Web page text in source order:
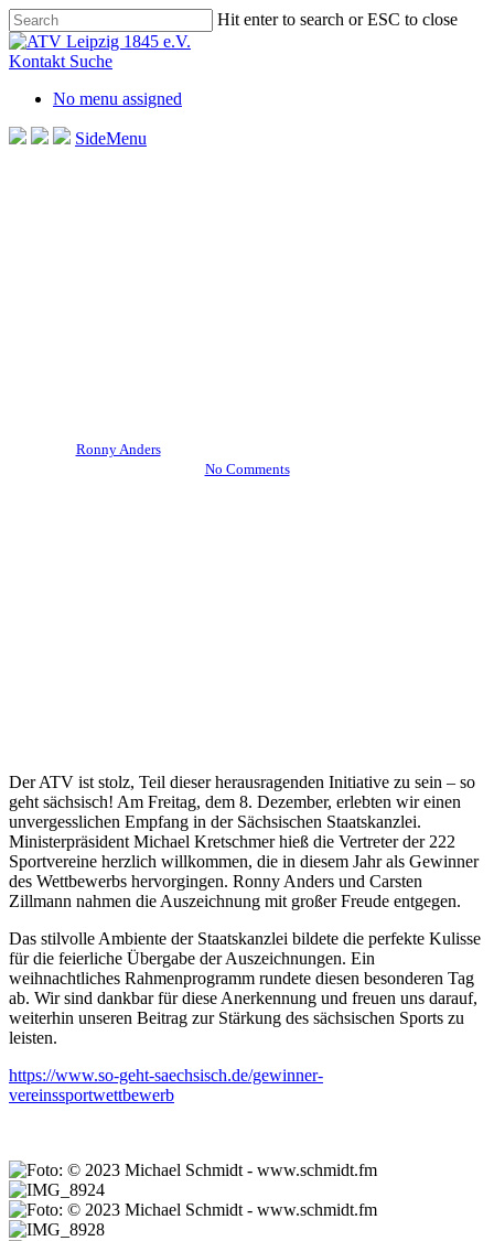
Skip
to
main
Hit enter to search or ESC to close
Close
Search
Kontakt Suche
No menu assigned
SideMenu
Ronny Anders
No Comments
Der ATV ist stolz, Teil dieser herausragenden Initiative zu sein – so
geht sächsisch! Am Freitag, dem 8. Dezember, erlebten wir einen
unvergesslichen Empfang in der Sächsischen Staatskanzlei.
Ministerpräsident Michael Kretschmer hieß die Vertreter der 222
Sportvereine herzlich willkommen, die in diesem Jahr als Gewinner
des Wettbewerbs hervorgingen. Ronny Anders und Carsten
Zillmann nahmen die Auszeichnung mit großer Freude entgegen.
Das stilvolle Ambiente der Staatskanzlei bildete die perfekte Kulisse
für die feierliche Übergabe der Auszeichnungen. Ein
weihnachtliches Rahmenprogramm rundete diesen besonderen Tag
ab. Wir sind dankbar für diese Anerkennung und freuen uns darauf,
weiterhin unseren Beitrag zur Stärkung des sächsischen Sports zu
leisten.
https://www.so-geht-saechsisch.de/gewinner-
vereinssportwettbewerb